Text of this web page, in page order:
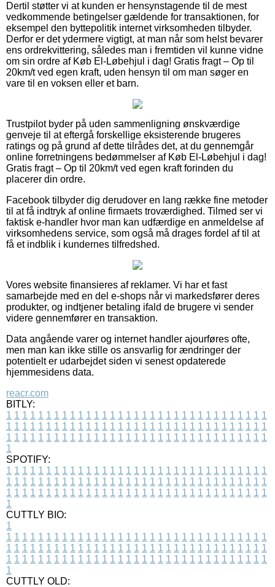
Dertil støtter vi at kunden er hensynstagende til de mest
vedkommende betingelser gældende for transaktionen, for
eksempel den byttepolitik internet virksomheden tilbyder.
Derfor er det ydermere vigtigt, at man når som helst bevarer
ens ordrekvittering, således man i fremtiden vil kunne vidne
om sin ordre af Køb El-Løbehjul i dag! Gratis fragt – Op til
20km/t ved egen kraft, uden hensyn til om man søger en
vare til en voksen eller et barn.
Trustpilot byder på uden sammenligning ønskværdige
genveje til at eftergå forskellige eksisterende brugeres
ratings og på grund af dette tilrådes det, at du gennemgår
online forretningens bedømmelser af Køb El-Løbehjul i dag!
Gratis fragt – Op til 20km/t ved egen kraft forinden du
placerer din ordre.
Facebook tilbyder dig derudover en lang række fine metoder
til at få indtryk af online firmaets troværdighed. Tilmed ser vi
faktisk e-handler hvor man kan udfærdige en anmeldelse af
virksomhedens service, som også må drages fordel af til at
få et indblik i kundernes tilfredshed.
Vores website finansieres af reklamer. Vi har et fast
samarbejde med en del e-shops når vi markedsfører deres
produkter, og indtjener betaling ifald de brugere vi sender
videre gennemfører en transaktion.
Data angående varer og internet handler ajourføres ofte,
men man kan ikke stille os ansvarlig for ændringer der
potentielt er udarbejdet siden vi senest opdaterede
hjemmesidens data.
reacr.com
BITLY:
1 1 1 1 1 1 1 1 1 1 1 1 1 1 1 1 1 1 1 1 1 1 1 1 1 1 1 1 1 1 1 1 1
1 1 1 1 1 1 1 1 1 1 1 1 1 1 1 1 1 1 1 1 1 1 1 1 1 1 1 1 1 1 1 1 1
1 1 1 1 1 1 1 1 1 1 1 1 1 1 1 1 1 1 1 1 1 1 1 1 1 1 1 1 1 1 1 1 1
1
SPOTIFY:
1 1 1 1 1 1 1 1 1 1 1 1 1 1 1 1 1 1 1 1 1 1 1 1 1 1 1 1 1 1 1 1 1
1 1 1 1 1 1 1 1 1 1 1 1 1 1 1 1 1 1 1 1 1 1 1 1 1 1 1 1 1 1 1 1 1
1 1 1 1 1 1 1 1 1 1 1 1 1 1 1 1 1 1 1 1 1 1 1 1 1 1 1 1 1 1 1 1 1
1
CUTTLY BIO:
1
1 1 1 1 1 1 1 1 1 1 1 1 1 1 1 1 1 1 1 1 1 1 1 1 1 1 1 1 1 1 1 1 1
1 1 1 1 1 1 1 1 1 1 1 1 1 1 1 1 1 1 1 1 1 1 1 1 1 1 1 1 1 1 1 1 1
1 1 1 1 1 1 1 1 1 1 1 1 1 1 1 1 1 1 1 1 1 1 1 1 1 1 1 1 1 1 1 1 1
1
CUTTLY OLD: